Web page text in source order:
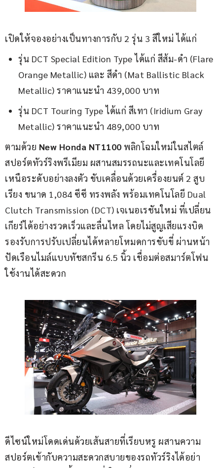
เปิดให้จองอย่างเป็นทางการกับ 2 รุ่น 3 สีใหม่ ได้แก่
รุ่น DCT Special Edition Type ได้แก่ สีส้ม-ดำ (Flare
Orange Metallic) และ สีดำ (Mat Ballistic Black
Metallic) ราคาแนะนำ 439,000 บาท
รุ่น DCT Touring Type ได้แก่ สีเทา (Iridium Gray
Metallic) ราคาแนะนำ 489,000 บาท
ตามด้วย New Honda NT1100 พลิกโฉมใหม่ในสไตล์
สปอร์ตทัวร์ริงพรีเมียม ผสานสมรรถนะและเทคโนโลยี
เหนือระดับอย่างลงตัว ขับเคลื่อนด้วยเครื่องยนต์ 2 สูบ
เรียง ขนาด 1,084 ซีซี ทรงพลัง พร้อมเทคโนโลยี Dual
Clutch Transmission (DCT) เจเนอเรชันใหม่ ที่เปลี่ยน
เกียร์ได้อย่างรวดเร็วและลื่นไหล โดยไม่สูญเสียแรงบิด
รองรับการปรับเปลี่ยนได้หลายโหมดการขับขี่ ผ่านหน้า
ปัดเรือนไมล์แบบทัชสกรีน 6.5 นิ้ว เชื่อมต่อสมาร์ตโฟน
ใช้งานได้สะดวก
ดีไซน์ใหม่โดดเด่นด้วยเส้นสายที่เรียบหรู ผสานความ
สปอร์ตเข้ากับความสะดวกสบายของรถทัวร์ริงได้อย่า